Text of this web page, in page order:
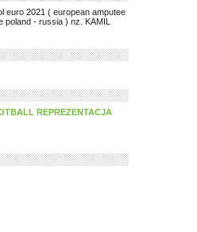
euro 2021 ( european amputee
- russia ) nz. KAMIL
REPREZENTACJA